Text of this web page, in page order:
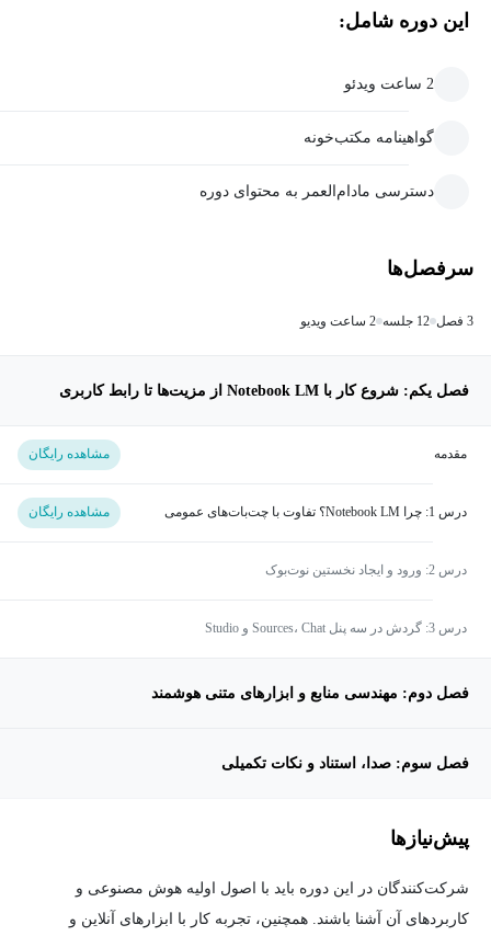
این دوره شامل:
2 ساعت ویدئو
گواهینامه مکتب‌خونه
دسترسی مادام‌العمر به محتوای دوره
سرفصل‌ها
3 فصل 12 جلسه 2 ساعت ویدیو
فصل یکم: شروع کار با Notebook LM از مزیت‌ها تا رابط کاربری
مقدمه مشاهده رایگان
درس 1: چرا Notebook LM؟ تفاوت با چت‌بات‌های عمومی مشاهده رایگان
درس 2: ورود و ایجاد نخستین نوت‌بوک
درس 3: گردش در سه پنل Sources، Chat و Studio
فصل دوم: مهندسی منابع و ابزارهای متنی هوشمند
فصل سوم: صدا، استناد و نکات تکمیلی
پیش‌نیاز‌ها
شرکت‌کنندگان در این دوره باید با اصول اولیه هوش مصنوعی و
کاربردهای آن آشنا باشند. همچنین، تجربه کار با ابزارهای آنلاین و